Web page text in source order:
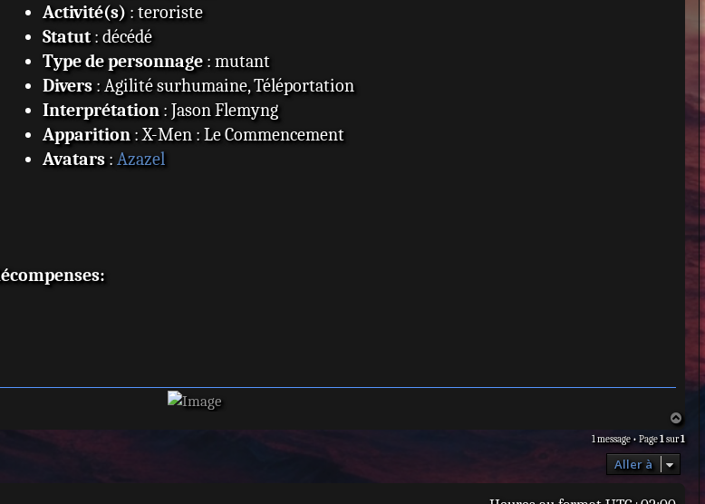
Activité(s) : teroriste
Statut: décédé
Type de personnage: mutant
Divers: Agilité surhumaine, Téléportation
Interprétation: Jason Flemyng
Apparition: X-Men : Le Commencement
Avatars: Azazel
u
1 message • Page1sur1
Aller à